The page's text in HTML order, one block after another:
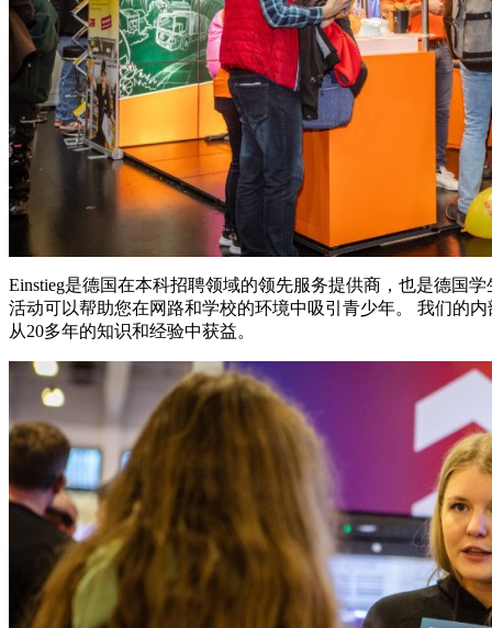
Einstieg是德国在本科招聘领域的领先服务提供商，也是德国
活动可以帮助您在网路和学校的环境中吸引青少年。 我们的
从20多年的知识和经验中获益。